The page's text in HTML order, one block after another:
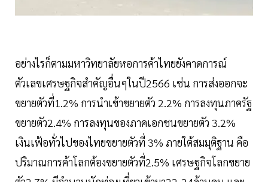
อย่างไรก็ตามมหาวิทยาลัยหอการค้าไทยยังคาดการณ์
ตัวเลขเศรษฐกิจสำคัญอื่นๆในปี2566 เช่น การส่งออกจะ
ขยายตัวที่1.2% การนำเข้าขยายตัว 2.2% การลงทุนภาครัฐ
ขยายตัว2.4% การลงทุนของภาคเอกชนขยายตัว 3.2%
เงินเฟ้อทั่วไปของไทยขยายตัวที่ 3% ภายใต้สมมุติฐาน คือ
ปริมาณการค้าโลกต้องขยายตัวที่2.5% เศรษฐกิจโลกขยาย